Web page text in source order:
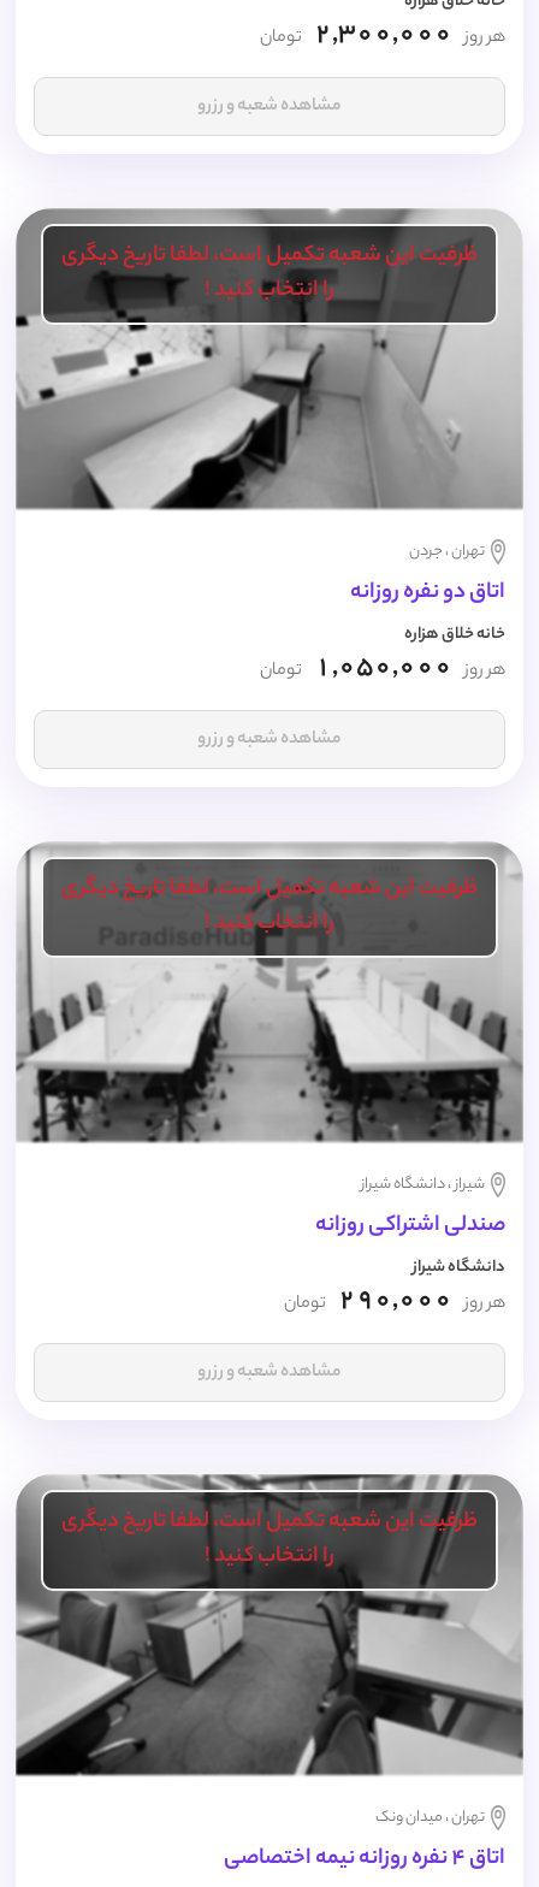
هر روز 2,300,000 تومان
مشاهده شعبه و رزرو
ظرفیت این شعبه تکمیل است، لطفا تاریخ دیگری
را انتخاب کنید !
تهران ، جردن
اتاق دو نفره روزانه
خانه خلاق هزاره
هر روز 1,050,000 تومان
مشاهده شعبه و رزرو
ظرفیت این شعبه تکمیل است، لطفا تاریخ دیگری
را انتخاب کنید !
شیراز ، دانشگاه شیراز
صندلی اشتراکی روزانه
دانشگاه شیراز
هر روز 290,000 تومان
مشاهده شعبه و رزرو
ظرفیت این شعبه تکمیل است، لطفا تاریخ دیگری
را انتخاب کنید !
تهران ، میدان ونک
اتاق 4 نفره روزانه نیمه اختصاصی